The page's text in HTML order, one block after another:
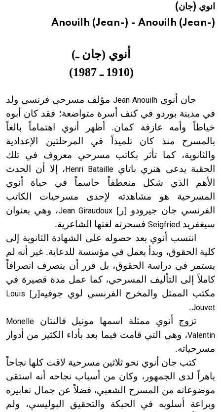
هيئة الموسوعة العربية تطلق موسوعات جديدة في عام 2026انوي (جان)
Anouilh (Jean-) - Anouilh (Jean-)
أنوي (جان ـ)
(1910 ـ 1987 )
جان أنوي Jean Anouilhمؤلف مسرحي فرنسي ولد
في مدينة بوردو في كنف أسرة متواضعة؛ فقد كان أبوه
خياطاً وأمه عازفة كمان. أظهر أنوي اهتماماً بالغاً
بالمسرح منذ كان تلميذاً في المرحلتين الإعدادية
والثانوية، كما تأثر بكاتب مسرحي معروف في تلك
الحقبة يدعى هنري باتايHenri Bataille ، إلا أن الحدث
الأهم الذي شكل منعطفاً حاسماً في حياة أنوي
المسرحية هو مشاهدته لإحدى مسرحيات الكاتب
الفرنسي جان جيرودو [ر] Jean Giraudoux، وهي بعنوان
سيغفريد Seigfried فسحرته لغتها الشاعرية.
انتسب أنوي بعد حصوله على الشهادة الثانوية إلى
كلية الحقوق، وبدأ يعمل في مؤسسة للدعاية. غير أنه لم
يستمر في دراسة الحقوق، بل قرر أن ينصرف انصرافاً
كاملاً إلى التأليف المسرحي، كما عمل مدة قصيرة في
مكتب الممثل والمخرج الفرنسي لوي جوفيه[ر] Louis
Jouvet
.
تزوج أنوي ممثلة اسمها مونيل فالنتان Monelle
Valentin، وهي التي قامت فيما بعد بأداء الكثير من أدوار
مسرحياته.
كتب جان أنوي نحو ثلاثين مسرحية لاقت كلها نجاحاً
باهراً لدى الجمهور، وكان من أسباب نجاحه أنه استقى
موضوعاته من المسرح الشعبي، فضلاً عن جمال تعابيره
وبراعة أسلوبه في الحبكة والتحقيق البوليسي، ولم